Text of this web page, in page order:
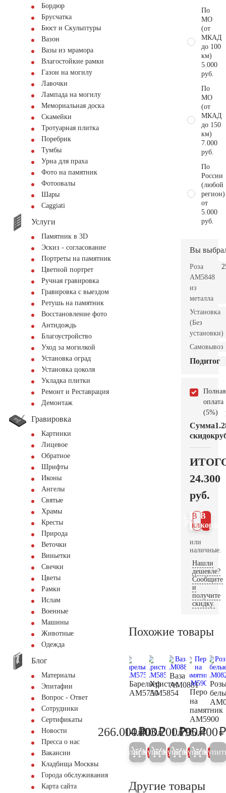
Бордюр
Брусчатка
Бюст и Скульптуры
Вазон
Вазы из мрамора
Влагостойкие рамки
Газон на могилу
Лавочки
Лампада на могилу
Мемориальная доска
Скамейки
Тротуарная плитка
Поребрик
Тумбы
Урна для праха
Фото на памятник
Фотоовалы
Шары
Сaggiati
Услуги
Памятник в 3D
Эскиз - согласование
Портреты на памятник
Цветной портрет
Ручная гравировка
Гравировка с выездом
Ретушь на памятник
Восстановление фото
Антидождь
Благоустройство
Уход за могилкой
Установка оград
Установка цоколя
Укладка плитки
Ремонт и Реставрация
Демонтаж
Гравировка
Картинки
Лицевое
Обратное
Шрифты
Иконы
Ангелы
Святые
Храмы
Кресты
Природа
Веточки
Виньетки
Свечки
Цветы
Рамки
Ислам
Военные
Машины
Животные
Одежда
Блог
Материалы
Эпитафии
Вопрос - Ответ
Сотрудники
Сертификаты
Новости
Пресса о нас
Вакансии
Кладбища Москвы
Города обслуживания
Карта сайта
По
МО
(от
МКАД
до 100
км)
5.000
руб.
По
МО
(от
МКАД
до 150
км)
7.000
руб.
По
России
(любой
регион)
от
5.000
руб.
Вы
Роза
AM5848
из
металла
Установка
(Без
установки)
Самовывоз
Подитог
Полная
оплата
(5%)
Сумма
скидок
24.300
руб.
В
В 1
клик
или
наличные.
Нашли
дешевле?
Сообщите
и
получите
скидку.
Похожие товары
Барельеф
AM5750
280.000
266.000₽
Купить 5%
Христос
AM5854
15.200
14.400₽
Купить 5%
Ваза
AM0881
108.600
103.200₽
Купить 5%
Перо
на
памятник
AM5900
1.800
1.700₽
Купить 5%
195.400₽
Другие товары